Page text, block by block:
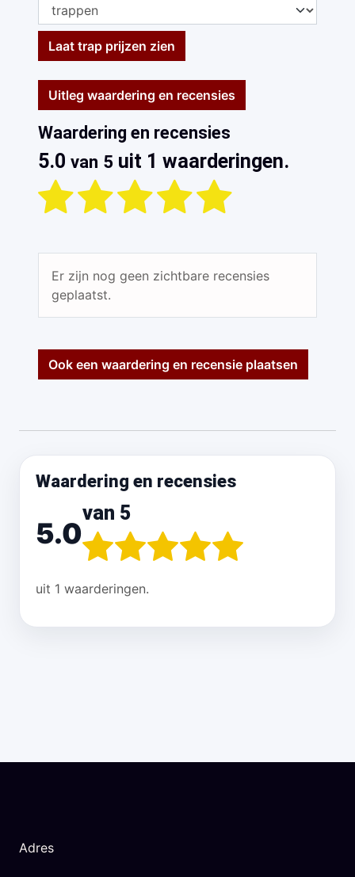
Laat trap prijzen zien
Uitleg waardering en recensies
Waardering en recensies
5.0 van 5 uit 1 waarderingen.
Er zijn nog geen zichtbare recensies
geplaatst.
Ook een waardering en recensie plaatsen
Waardering en recensies
5.0
van 5
uit 1 waarderingen.
Adres